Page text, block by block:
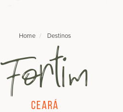
Home Destinos
Fortim
Ceará